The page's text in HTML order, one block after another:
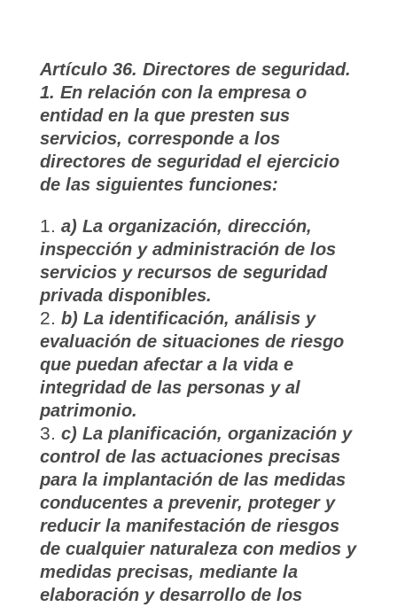
Artículo 36. Directores de seguridad.
1. En relación con la empresa o
entidad en la que presten sus
servicios, corresponde a los
directores de seguridad el ejercicio
de las siguientes funciones:
a) La organización, dirección,
inspección y administración de los
servicios y recursos de seguridad
privada disponibles.
b) La identificación, análisis y
evaluación de situaciones de riesgo
que puedan afectar a la vida e
integridad de las personas y al
patrimonio.
c) La planificación, organización y
control de las actuaciones precisas
para la implantación de las medidas
conducentes a prevenir, proteger y
reducir la manifestación de riesgos
de cualquier naturaleza con medios y
medidas precisas, mediante la
elaboración y desarrollo de los